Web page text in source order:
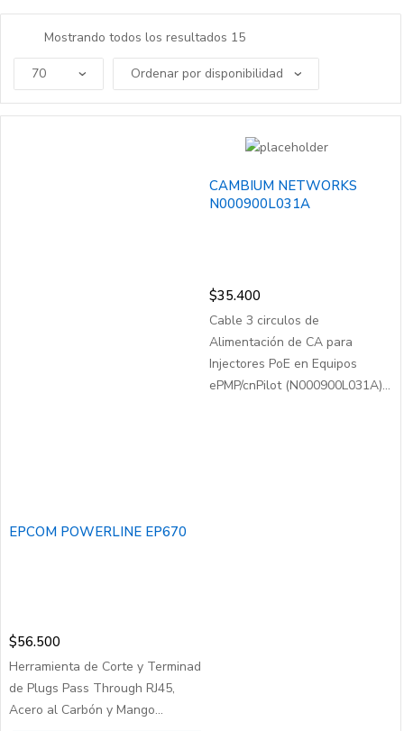
Mostrando todos los resultados 15
EPCOM POWERLINE EP670
$56.500
Herramienta de Corte y Terminado
de Plugs Pass Through RJ45,
Acero al Carbón y Mango...
CAMBIUM NETWORKS
N000900L031A
$35.400
Cable 3 circulos de
Alimentación de CA para
Injectores PoE en Equipos
ePMP/cnPilot (N000900L031A)...